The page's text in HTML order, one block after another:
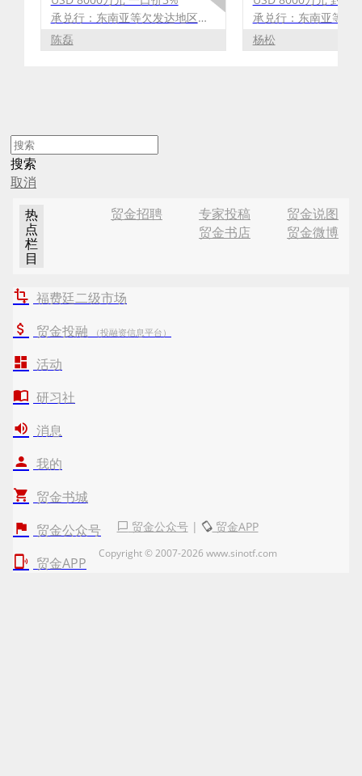
承兑行：东南亚等欠发达地区银行，如巴基斯坦，孟加拉，斯里兰卡等
陈磊
杨松
贸金公众号| 贸金APP
Copyright © 2007-2026 www.sinotf.com
搜索
取消
热
点
栏
目
贸金说图
专家投稿
贸金招聘
贸金微博
贸金书店
福费廷二级市场
贸金投融
（投融资信息平台）
活动
研习社
消息
我的
贸金书城
贸金公众号
贸金APP